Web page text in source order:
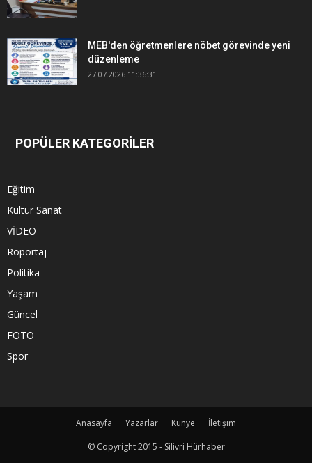
MEB'den öğretmenlere nöbet görevinde yeni
düzenleme
27.07.2026 11:36:31
POPÜLER KATEGORİLER
Eğitim
Kültür Sanat
VİDEO
Röportaj
Politika
Yaşam
Güncel
FOTO
Spor
Anasayfa Yazarlar Künye
İletişim
© Copyright 2015 - Silivri Hürhaber